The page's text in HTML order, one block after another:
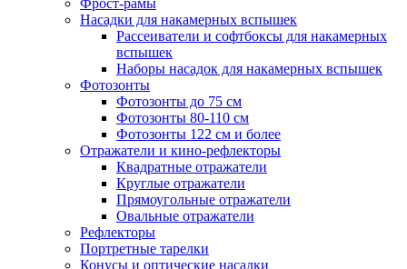
Фрост-рамы
Насадки для накамерных вспышек
Рассеиватели и софтбоксы для накамерных
вспышек
Наборы насадок для накамерных вспышек
Фотозонты
Фотозонты до 75 см
Фотозонты 80-110 см
Фотозонты 122 см и более
Отражатели и кино-рефлекторы
Квадратные отражатели
Круглые отражатели
Прямоугольные отражатели
Овальные отражатели
Рефлекторы
Портретные тарелки
Конусы и оптические насадки